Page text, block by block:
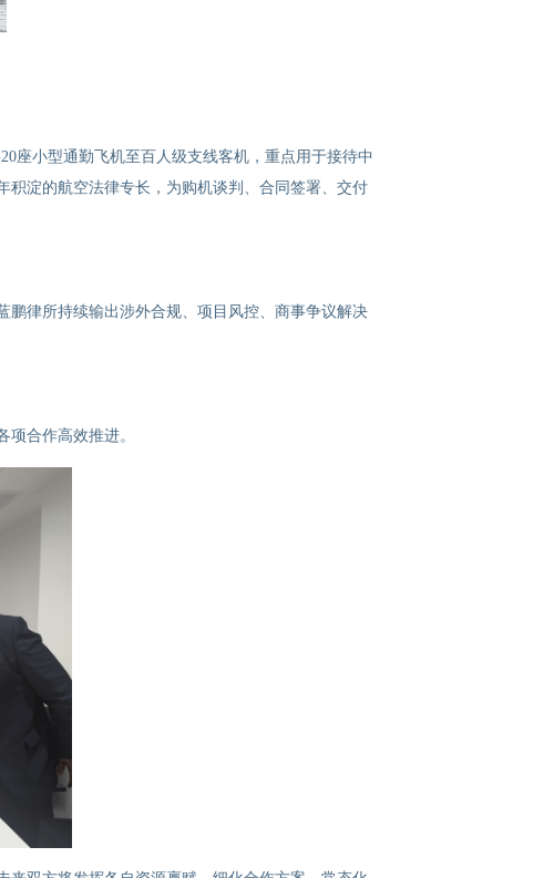
座小型通勤飞机至百人级支线客机，重点用于接待中
积淀的航空法律专长，为购机谈判、合同签署、交付
鹏律所持续输出涉外合规、项目风控、商事争议解决
合作高效推进。